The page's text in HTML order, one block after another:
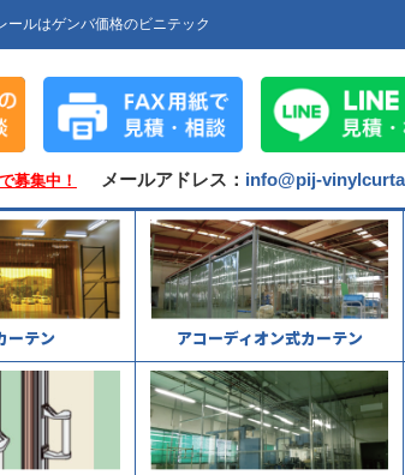
ルはゲンバ価格のビニテック
募集中！ メールアドレス： info@pij-
ーテン アコーディオン式カーテン